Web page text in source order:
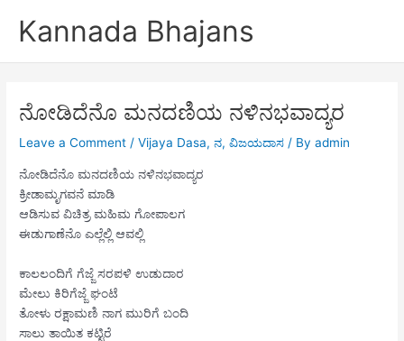
Kannada Bhajans
ನೋಡಿದೆನೊ ಮನದಣಿಯ ನಳಿನಭವಾದ್ಯರ
Leave a Comment /Vijaya Dasa,ನ,ವಿಜಯದಾಸ / Byadmin
ನೋಡಿದೆನೊ ಮನದಣಿಯ ನಳಿನಭವಾದ್ಯರ
ಕ್ರೀಡಾಮೃಗವನೆ ಮಾಡಿ
ಆಡಿಸುವ ವಿಚಿತ್ರ ಮಹಿಮ ಗೋಪಾಲಗ
ಈಡುಗಾಣೆನೊ ಎಲ್ಲೆಲ್ಲಿ ಆವಲ್ಲಿ
ಕಾಲಲಂದಿಗೆ ಗೆಜ್ಜೆ ಸರಪಳಿ ಉಡುದಾರ
ಮೇಲು ಕಿರಿಗೆಜ್ಜೆ ಘಂಟೆ
ತೋಳು ರಕ್ಷಾಮಣಿ ನಾಗ ಮುರಿಗೆ ಬಂದಿ
ಸಾಲು ತಾಯಿತ ಕಟ್ಟಿರೆ